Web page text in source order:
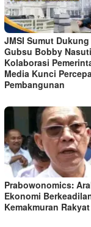
JMSI Sumut
Gubsu Bobby
Kolaborasi
Media Kunci
Pembangunan
Prabowonomics:
Ekonomi
Kemakmuran Rakyat